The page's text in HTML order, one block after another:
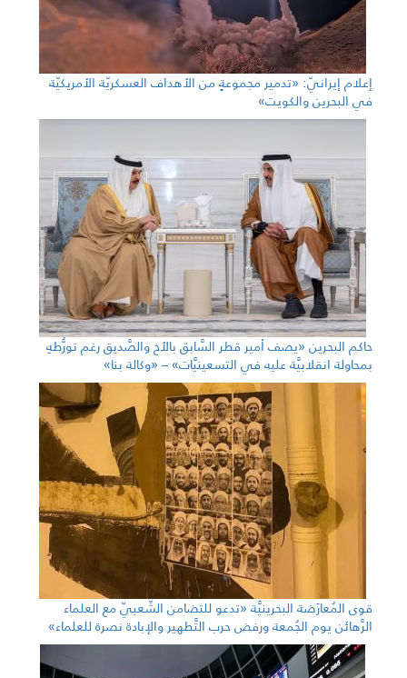
إعلام إيرانيّ: «تدمير مجموعةٍ من الأهداف العسكريّة الأمريكيّة
في البحرين والكويت»
حاكم البحرين «يصف أمير قطر السَّابق بالأخ والصَّديق رغم تورُّطهِ
بمحاولة انقلابيَّة عليه في التسعينيَّات» – «وكالة بنا»
قوى المُعارَضة البحرينيَّة «تدعو للتضامن الشّعبيّ مع العلماء
الرَّهائن يوم الجُمعة ورفض حرب التَّطهير والإبادة نصرة للعلماء»